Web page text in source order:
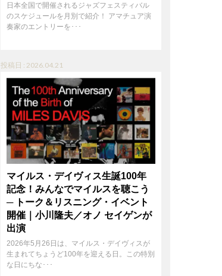
日本全国で開催されるジャズフェスティバル
のスケジュールを月別で紹介！ アマチュア演
奏家のエントリーを･･･
投稿日 : 2026.04.21
マイルス・デイヴィス生誕100年
記念！みんなでマイルスを聴こう
─ トーク＆リスニング・イベント
開催｜小川隆夫／オノ セイゲンが
出演
2026年5月26日は、マイルス・デイヴィスが
生まれてちょうど100年を迎える日。この特別
な日にちな･･･